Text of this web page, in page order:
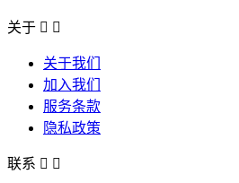
关于  
关于我们
加入我们
服务条款
隐私政策
联系  